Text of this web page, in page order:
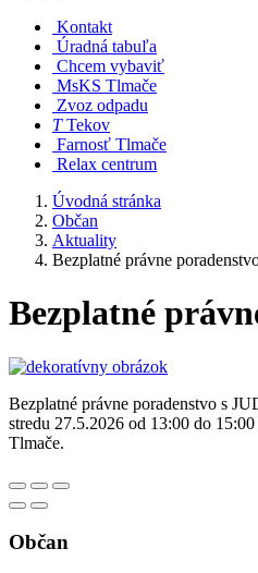
Kontakt
Úradná tabuľa
Chcem vybaviť
MsKS Tlmače
Zvoz odpadu
T Tekov
Farnosť Tlmače
Relax centrum
Úvodná stránka
Občan
Aktuality
Bezplatné právne
Bezplatné
Bezplatné právne poradenstvo s
stredu 27.5.2026 od 13:00 do
Tlmače.
Občan